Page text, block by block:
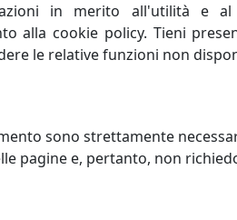
Viciani
in merito all'utilità e
alla cookie policy. Tieni
le relative funzioni non
sono strettamente
pagine e, pertanto, non